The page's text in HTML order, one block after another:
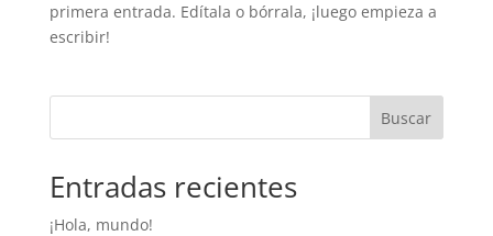
primera entrada. Edítala o bórrala, ¡luego empieza a
escribir!
Buscar
Entradas recientes
¡Hola, mundo!